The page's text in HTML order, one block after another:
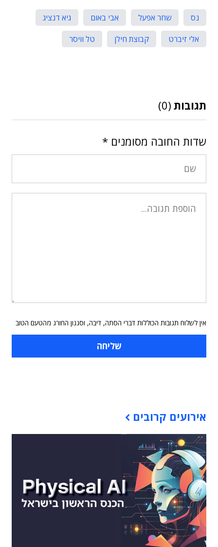
נס שחר אפעל אבי באום
גיא דנציג
אלי זיברט
קבוצת חילן טל וויסר
תגובות (0)
שדות החובה מסומנים *
אין לשלוח תגובות הכוללות דברי הסתה, דיבה, וסגנון החורג מהטעם הטוב
אירועים קרובים